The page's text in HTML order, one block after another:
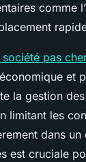
comme
pas
et
la gestion
limitant les
dans un
est cruciale